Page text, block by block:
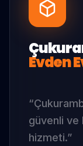
Evden
“
güvenli ve
hizmeti.”